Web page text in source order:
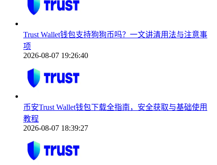
Trust Wallet钱包支持狗狗币吗？一文讲清用法与注意事
项
2026-08-07 19:26:40
币安Trust Wallet钱包下载全指南，安全获取与基础使用
教程
2026-08-07 18:39:27